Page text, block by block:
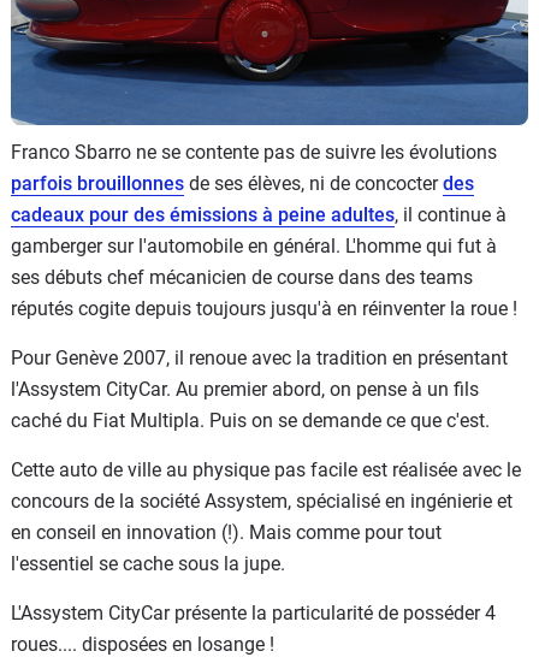
Forum
Marques
Franco Sbarro ne se contente pas de suivre les évolutions
parfois brouillonnes de ses élèves, ni de concocterdes
cadeaux pour des émissions à peine adultes, il continue à
gamberger sur l'automobile en général. L'homme qui fut à
ses débuts chef mécanicien de course dans des teams
réputés cogite depuis toujours jusqu'à en réinventer la roue !
Pour Genève 2007, il renoue avec la tradition en présentant
l'Assystem CityCar. Au premier abord, on pense à un fils
caché du Fiat Multipla. Puis on se demande ce que c'est.
Cette auto de ville au physique pas facile est réalisée avec le
concours de la société Assystem, spécialisé en ingénierie et
en conseil en innovation (!). Mais comme pour tout
l'essentiel se cache sous la jupe.
L'Assystem CityCar présente la particularité de posséder 4
roues.... disposées en losange !